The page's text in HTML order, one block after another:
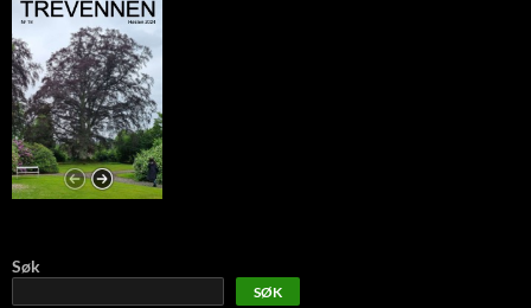
Søk
SØK